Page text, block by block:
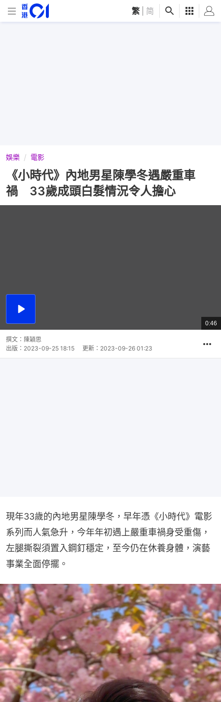
繁 简
娛樂 電影
《小時代》內地男星陳學冬遇嚴重車
禍 33歲成頭白髮情況令人擔心
播
總
共
0:46
撰文： 陳穎思
出版： 2023-09-25 18:15 更新： 2023-09-26 01:23
現年33歲的內地男星陳學冬，早年憑《小時代》電影
系列而人氣急升，今年年初遇上嚴重車禍身受重傷，
左腿撕裂須置入鋼釘穩定，至今仍在休養身體，演藝
事業全面停擺。